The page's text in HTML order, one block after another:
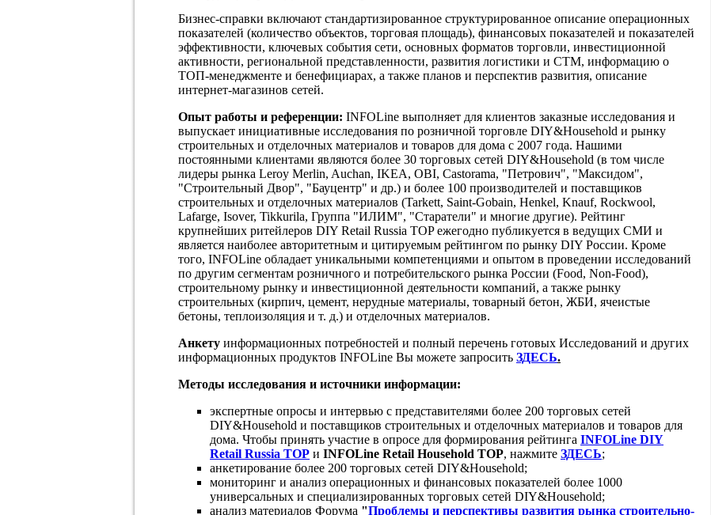
Бизнес-справки включают стандартизированное структурированное описание операционных
показателей (количество объектов, торговая площадь), финансовых показателей и показателей
эффективности, ключевых события сети, основных форматов торговли, инвестиционной
активности, региональной представленности, развития логистики и СТМ, информацию о
ТОП-менеджменте и бенефициарах, а также планов и перспектив развития, описание
интернет-магазинов сетей.
Опыт работы и референции: INFOLine выполняет для клиентов заказные исследования и
выпускает инициативные исследования по розничной торговле DIY&Household и рынку
строительных и отделочных материалов и товаров для дома c 2007 года. Нашими
постоянными клиентами являются более 30 торговых сетей DIY&Household (в том числе
лидеры рынка Leroy Merlin, Auchan, IKEA, OBI, Castorama, "Петрович", "Максидом",
"Строительный Двор", "Бауцентр" и др.) и более 100 производителей и поставщиков
строительных и отделочных материалов (Tarkett, Saint-Gobain, Henkel, Knauf, Rockwool,
Lafarge, Isover, Tikkurila, Группа "ИЛИМ", "Старатели" и многие другие). Рейтинг
крупнейших ритейлеров DIY Retail Russia TOP ежегодно публикуется в ведущих СМИ и
является наиболее авторитетным и цитируемым рейтингом по рынку DIY России. Кроме
того, INFOLine обладает уникальными компетенциями и опытом в проведении исследований
по другим сегментам розничного и потребительского рынка России (Food, Non-Food),
строительному рынку и инвестиционной деятельности компаний, а также рынку
строительных (кирпич, цемент, нерудные материалы, товарный бетон, ЖБИ, ячеистые
бетоны, теплоизоляция и т. д.) и отделочных материалов.
Анкету информационных потребностей и полный перечень готовых Исследований и других
информационных продуктов INFOLine Вы можете запросить ЗДЕСЬ.
Методы исследования и источники информации:
экспертные опросы и интервью с представителями более 200 торговых сетей
DIY&Household и поставщиков строительных и отделочных материалов и товаров для
дома. Чтобы принять участие в опросе для формирования рейтинга INFOLine DIY
Retail Russia TOP и INFOLine Retail Household TOP, нажмите ЗДЕСЬ;
анкетирование более 200 торговых сетей DIY&Household;
мониторинг и анализ операционных и финансовых показателей более 1000
универсальных и специализированных торговых сетей DIY&Household;
анализ материалов Форума "Проблемы и перспективы развития рынка строительно-